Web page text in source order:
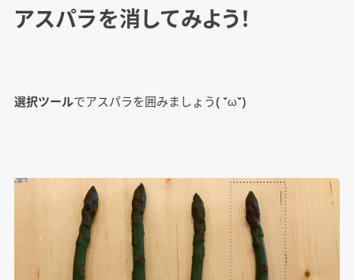
アスパラを消してみよう！
選択ツールでアスパラを囲みましょう( ˘ω˘)